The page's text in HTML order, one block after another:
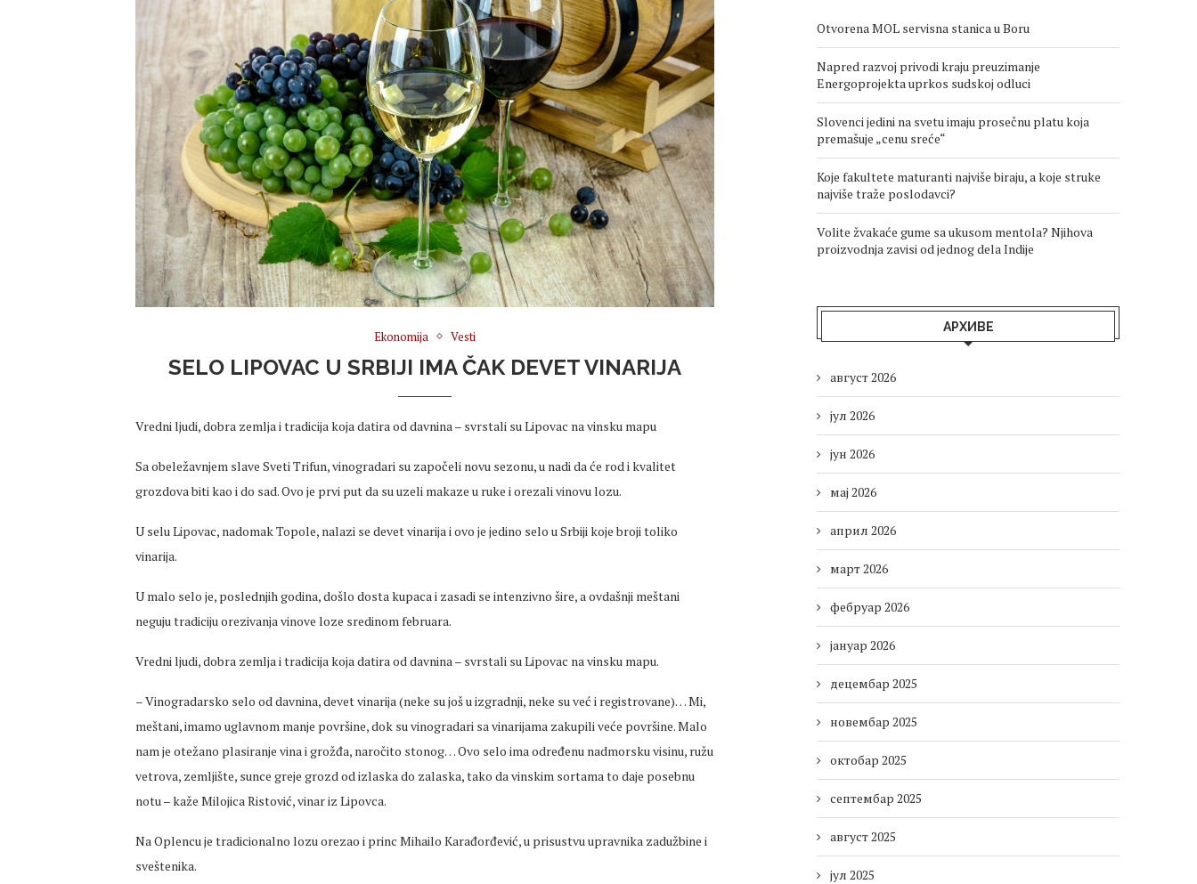
Ekonomija Vesti
SELO LIPOVAC U SRBIJI IMA ČAK DEVET VINARIJA
Vredni ljudi, dobra zemlja i tradicija koja datira od davnina – svrstali su Lipovac na vinsku mapu
Sa obeležavnjem slave Sveti Trifun, vinogradari su započeli novu sezonu, u nadi da će rod i kvalitet
grozdova biti kao i do sad. Ovo je prvi put da su uzeli makaze u ruke i orezali vinovu lozu.
U selu Lipovac, nadomak Topole, nalazi se devet vinarija i ovo je jedino selo u Srbiji koje broji toliko
vinarija.
U malo selo je, poslednjih godina, došlo dosta kupaca i zasadi se intenzivno šire, a ovdašnji meštani
neguju tradiciju orezivanja vinove loze sredinom februara.
Vredni ljudi, dobra zemlja i tradicija koja datira od davnina – svrstali su Lipovac na vinsku mapu.
– Vinogradarsko selo od davnina, devet vinarija (neke su još u izgradnji, neke su već i registrovane)… Mi,
meštani, imamo uglavnom manje površine, dok su vinogradari sa vinarijama zakupili veće površine. Malo
nam je otežano plasiranje vina i grožđa, naročito stonog… Ovo selo ima određenu nadmorsku visinu, ružu
vetrova, zemljište, sunce greje grozd od izlaska do zalaska, tako da vinskim sortama to daje posebnu
notu – kaže Milojica Ristović, vinar iz Lipovca.
Na Oplencu je tradicionalno lozu orezao i princ Mihailo Karađorđević, u prisustvu upravnika zadužbine i
sveštenika.
Otvorena MOL servisna stanica u Boru
Napred razvoj privodi kraju preuzimanje
Energoprojekta uprkos sudskoj odluci
Slovenci jedini na svetu imaju prosečnu platu koja
premašuje „cenu sreće“
Koje fakultete maturanti najviše biraju, a koje struke
najviše traže poslodavci?
Volite žvakaće gume sa ukusom mentola? Njihova
proizvodnja zavisi od jednog dela Indije
АРХИВЕ
август 2026
јул 2026
јун 2026
мај 2026
април 2026
март 2026
фебруар 2026
јануар 2026
децембар 2025
новембар 2025
октобар 2025
септембар 2025
август 2025
јул 2025